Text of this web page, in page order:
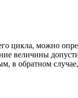
цикла, можно
величины
в обратном